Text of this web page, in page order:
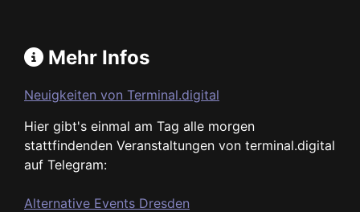
Mehr Infos
Neuigkeiten von Terminal.digital
Hier gibt's einmal am Tag alle morgen
stattfindenden Veranstaltungen von terminal.digital
auf Telegram:
Alternative Events Dresden